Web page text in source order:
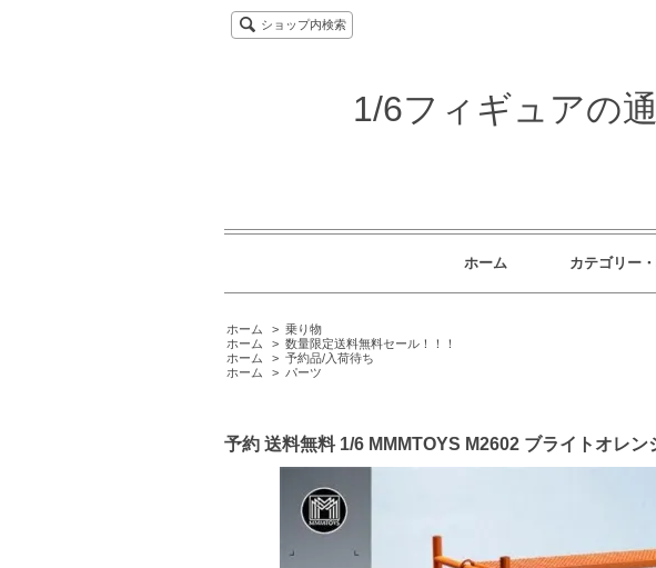
ショップ内検索
1/6フィギュアの
ホーム カテゴリー
ホーム > 乗り物
ホーム
> 数量限定送料無料セール！！！
ホーム
> 予約品/入荷待ち
ホーム
> パーツ
予約 送料無料 1/6 MMMTOYS M2602 ブライトオレン